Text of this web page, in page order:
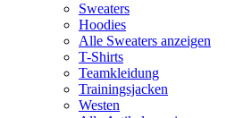
Sweaters
Hoodies
Alle Sweaters anzeigen
T-Shirts
Teamkleidung
Trainingsjacken
Westen